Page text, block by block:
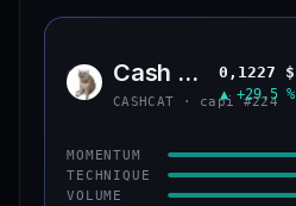
CASH Cash Cat
CASHCAT · capi #224
0,1227 $
▲ +29,5 %
MOMENTUM
TECHNIQUE
VOLUME